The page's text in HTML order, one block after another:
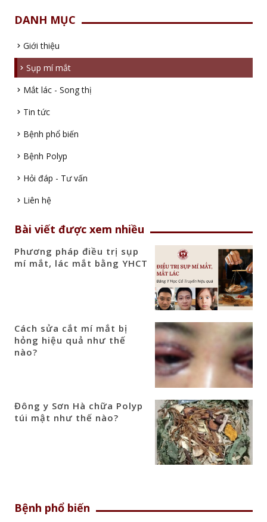
DANH MỤC
Giới thiệu
Sụp mí mắt
Mắt lác - Song thị
Tin tức
Bệnh phổ biến
Bệnh Polyp
Hỏi đáp - Tư vấn
Liên hệ
Bài viết được xem nhiều
Phương pháp điều trị sụp
mí mắt, lác mắt bằng YHCT
Cách sửa cắt mí mắt bị
hỏng hiệu quả như thế
nào?
Đông y Sơn Hà chữa Polyp
túi mật như thế nào?
Bệnh phổ biến